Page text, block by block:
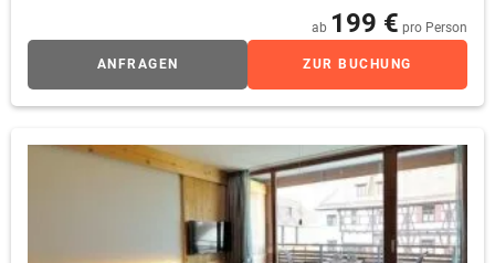
sämtliche Annehmlichkeiten und Ausstattungsdetails der
Kategorien Komfort bzw. Komfort Plus zur Verfügung. Auf
Ihrem Gusto, ordern. Diese Kategorie wird auch als
ab 199 € pro Person
ANFRAGEN ZUR BUCHUNG